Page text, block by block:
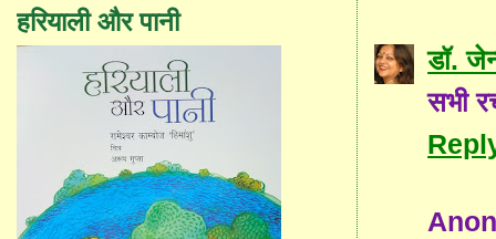
डॉ.
सभी
हरियाली और पानी